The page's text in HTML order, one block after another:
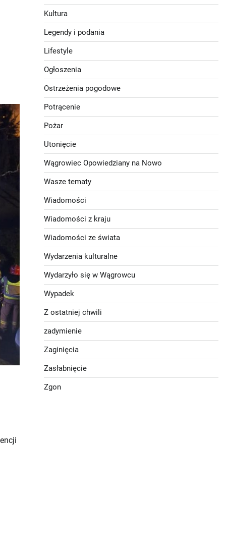
Kultura
Legendy i podania
Lifestyle
Ogłoszenia
Ostrzeżenia pogodowe
Potrącenie
Pożar
Utonięcie
Wągrowiec Opowiedziany na Nowo
Wasze tematy
Wiadomości
Wiadomości z kraju
Wiadomości ze świata
Wydarzenia kulturalne
Wydarzyło się w Wągrowcu
Wypadek
Z ostatniej chwili
zadymienie
Zaginięcia
Zasłabnięcie
Zgon